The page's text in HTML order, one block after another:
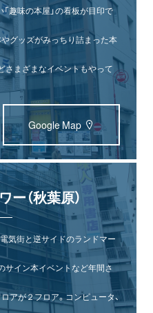
趣味の本屋」の看板が目印で
やグッズがみっちり詰まった本
さまざまなイベントもやって
Google Map
（秋葉原）
気街と逆サイドのランドマー
サイン本イベントなど年間さ
アが２フロア。コンピュータ、